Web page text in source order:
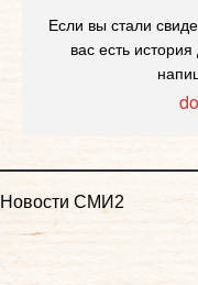
Если вы стали
вас есть
Новости СМИ2